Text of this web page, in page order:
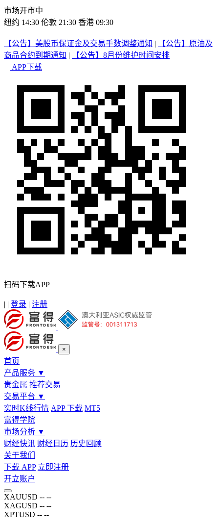
市场开市中
纽约 14:30 伦敦 21:30 香港 09:30
【公告】美股币保证金及交易手数调整通知 |
【公告】原油及
商品合约到期通知 |
【公告】8月份维护时间安排
APP下载
扫码下载APP
| | 登录 | 注册
×
首页
产品服务 ▼
贵金属 推荐交易
交易平台 ▼
实时K线行情 APP 下载 MT5
富得学院
市场分析 ▼
财经快讯 财经日历 历史回顾
关于我们
下载 APP 立即注册
开立账户
XAUUSD -- --
XAGUSD -- --
XPTUSD -- --